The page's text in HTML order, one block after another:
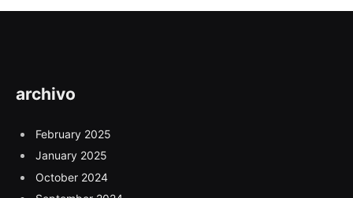
archivo
February 2025
January 2025
October 2024